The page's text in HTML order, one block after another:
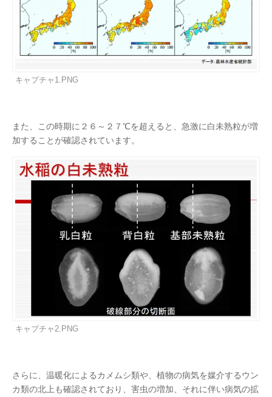
キャプチャ1.PNG
また、この時期に２６～２７℃を超えると、急激に白未熟粒が増
加することが確認されています。
キャプチャ2.PNG
さらに、温暖化によるカメムシ類や、植物の病気を媒介するウン
カ類の北上も確認されており、害虫の増加、それに伴い病気の拡